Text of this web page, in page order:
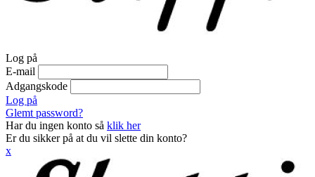
Log på
E-mail
Adgangskode
Log på
Glemt password?
Har du ingen konto så klik her
Er du sikker på at du vil slette din konto?
x